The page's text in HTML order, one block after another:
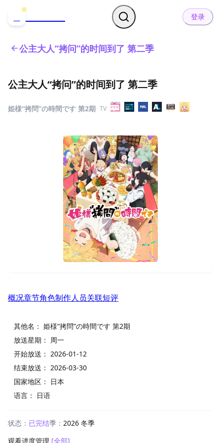
登录
公主大人“拷问”的时间到了 第二季
公主大人“拷问”的时间到了 第二季
姫様“拷問”の時間です 第2期 TV
概况章节角色制作人员关联短评
其他名： 姫様“拷問”の時間です 第2期
放送星期： 周一
开始放送： 2026-01-12
结束放送： 2026-03-30
国家地区：
日本
语言：
日语
状态： 已完结季： 2026 冬季
观看进度管理 [全部]